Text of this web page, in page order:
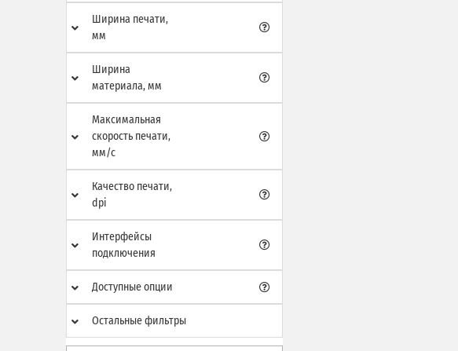
Ширина печати,
мм
Ширина
материала, мм
Максимальная
скорость печати,
мм/с
Качество печати,
dpi
Интерфейсы
подключения
Доступные опции
Остальные фильтры